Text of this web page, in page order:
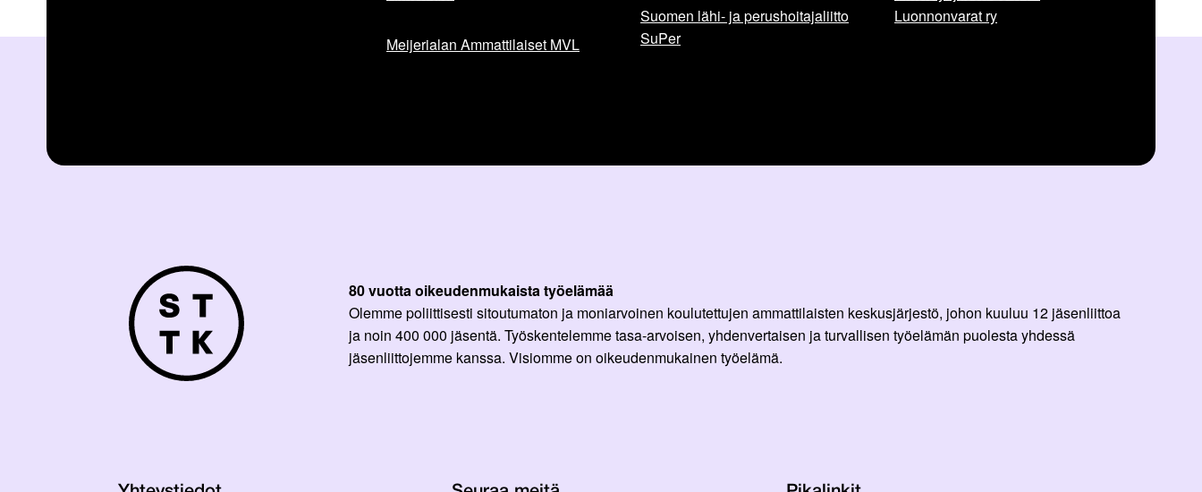
Meijerialan Ammattilaiset MVL
Suomen lähi- ja perushoitajaliitto
SuPer
Luonnonvarat ry
80 vuotta oikeudenmukaista työelämää
Olemme poliittisesti sitoutumaton ja moniarvoinen koulutettujen ammattilaisten keskusjärjestö, johon kuuluu 12 jäsenliittoa
ja noin 400 000 jäsentä. Työskentelemme tasa-arvoisen, yhdenvertaisen ja turvallisen työelämän puolesta yhdessä
jäsenliittojemme kanssa. Visiomme on oikeudenmukainen työelämä.